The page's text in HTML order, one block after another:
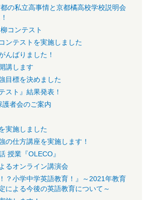
の私立高事情と京都橘高校学校説明会
コンテスト
ンテストを実施しました
んばりました！
講します
目標を決めました
スト』結果発表！
者会のご案内
実施しました
の仕方講座を実施します！
授業『OLECO』
るオンライン講演会
？小学中学英語教育！』～2021年教育
による今後の英語教育について～